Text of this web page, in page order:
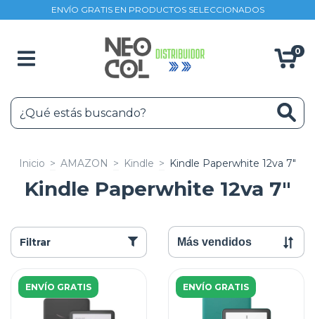
ENVÍO GRATIS EN PRODUCTOS SELECCIONADOS
0
Inicio > AMAZON > Kindle > Kindle Paperwhite 12va 7"
Kindle Paperwhite 12va 7"
Filtrar
ENVÍO GRATIS ENVÍO GRATIS